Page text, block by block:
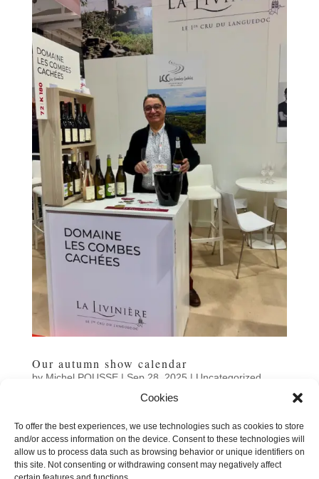
Cookies
To offer the best experiences, we use technologies such as cookies to store
and/or access information on the device. Consent to these technologies will
allow us to process data such as browsing behavior or unique identifiers on
this site. Not consenting or withdrawing consent may negatively affect
Our autumn show calendar
by Michel POUSSE| Sep 28, 2025| Uncategorized
The trade show season is approaching: we'll be taking
dates:- Nantes-Carquefou - Vinomédia: Fri 17 → Sun 19
Oct- Lyon (Halle Tony Garnier) - Vignerons
Indépendants: Thu 30 Oct → Sun 2 Nov-...